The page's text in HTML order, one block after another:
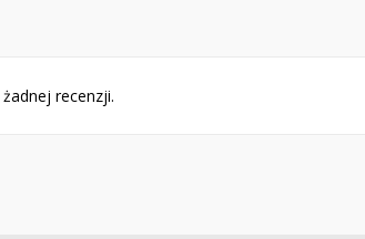
recenzji.